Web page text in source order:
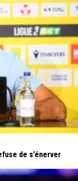
de s’énerver